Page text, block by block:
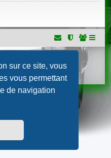
sur ce site, vous
vous permettant
de navigation
©Qiaeru